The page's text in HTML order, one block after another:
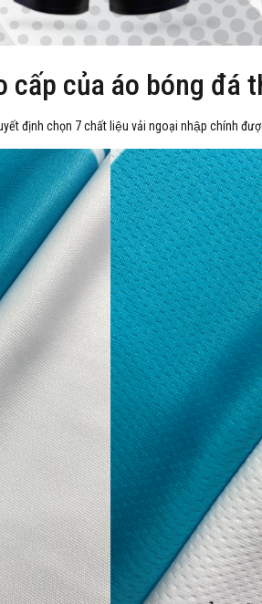
cấp của áo bóng đá
định chọn 7 chất liệu vải ngoại nhập chính